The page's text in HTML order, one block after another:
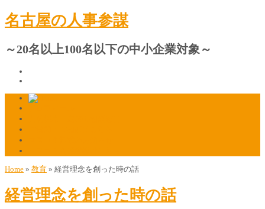
名古屋の人事参謀
～20名以上100名以下の中小企業対象～
Home » 教育 » 経営理念を創った時の話
経営理念を創った時の話